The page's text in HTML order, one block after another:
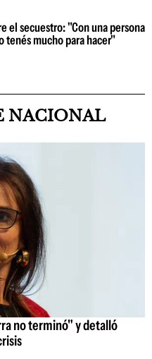
el secuestro: "Con una persona
tenés mucho para hacer"
NACIONAL
no terminó" y detalló